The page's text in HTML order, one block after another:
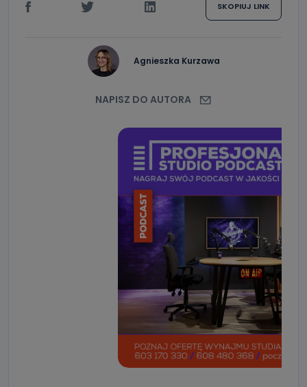
SKOPIUJ LINK
Agnieszka Kurzawa
NAPISZ DO AUTORA